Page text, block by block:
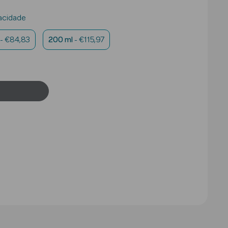
- €84,83 200 ml - €115,97